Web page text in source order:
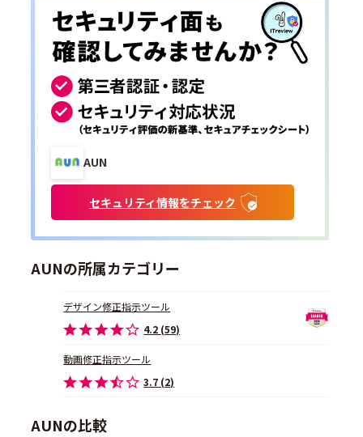
AUN
セキュリティ情報をチェック
AUNの所属カテゴリー
デザイン修正指示ツール
4.2 (59)
動画修正指示ツール
3.7 (2)
AUNの比較